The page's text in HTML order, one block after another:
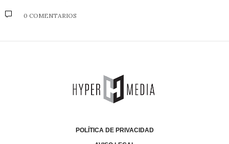
0 COMENTARIOS
POLÍTICA DE PRIVACIDAD